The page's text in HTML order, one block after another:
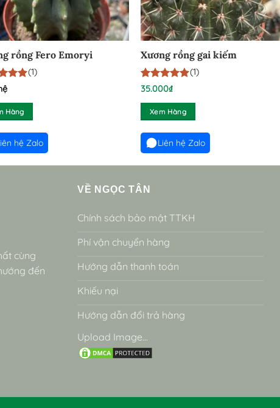
rồng Fero Emoryi
5
(1)
Hàng
hệ Zalo
Xương rồng gai kiếm
5trên 5
1
(1)
35.000₫
Xem Hàng
Liên hệ Zalo
cùng
đến
VỀ NGỌC TÂN
Chính sách bảo mật TTKH
Phí vận chuyển hàng
Hướng dẫn thanh toán
Khiếu nại
Hướng dẫn đổi trả hàng
Upload Image...